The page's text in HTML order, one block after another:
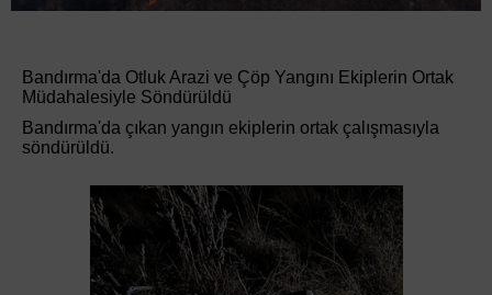
Bandırma'da Otluk Arazi ve Çöp Yangını Ekiplerin Ortak
Müdahalesiyle Söndürüldü
Bandırma'da çıkan yangın ekiplerin ortak çalışmasıyla
söndürüldü.